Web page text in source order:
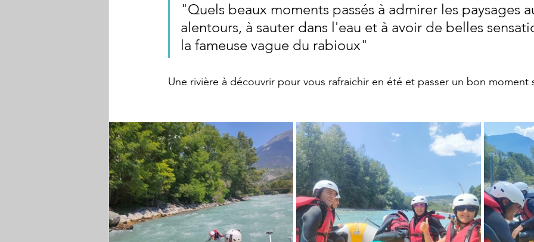
"Quels beaux moments passés à admirer les paysages
alentours, à sauter dans l'eau et à avoir de belles
la fameuse vague du rabioux"
Une rivière à découvrir pour vous rafraichir en été et passer un bon